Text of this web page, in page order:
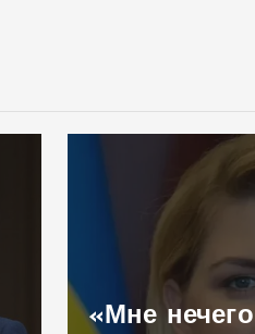
«Мне